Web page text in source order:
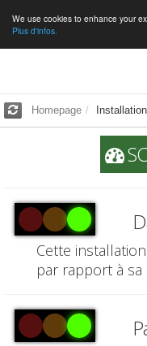
We use cookies to enhance your
Plus d'infos.
Homepage
Cette
par rapport à sa